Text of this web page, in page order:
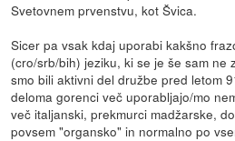
Svetovnem prvenstvu, kot Švica.
Sicer pa vsak kdaj uporabi kakšno
(cro/srb/bih) jeziku, ki se je še sam ne
smo bili aktivni del družbe pred letom
deloma gorenci več uporabljajo/mo
več italjanski, prekmurci madžarske,
povsem "organsko" in normalno po